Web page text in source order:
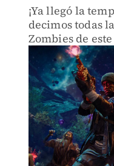
¡Ya llegó la
decimos todas
Zombies de